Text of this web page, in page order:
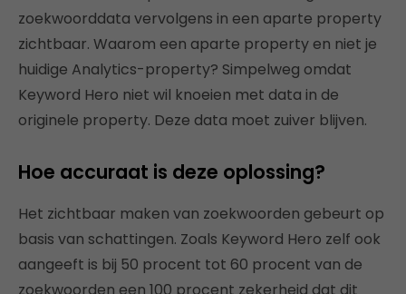
zoekwoorddata vervolgens in een aparte property
zichtbaar. Waarom een aparte property en niet je
huidige Analytics-property? Simpelweg omdat
Keyword Hero niet wil knoeien met data in de
originele property. Deze data moet zuiver blijven.
Hoe accuraat is deze oplossing?
Het zichtbaar maken van zoekwoorden gebeurt op
basis van schattingen. Zoals Keyword Hero zelf ook
aangeeft is bij 50 procent tot 60 procent van de